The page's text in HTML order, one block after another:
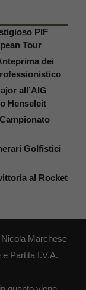
PIF
Tour
dei
all’AIG
Henseleit
Golfistici
al Rocket
Marchese
Partita I.V.A.